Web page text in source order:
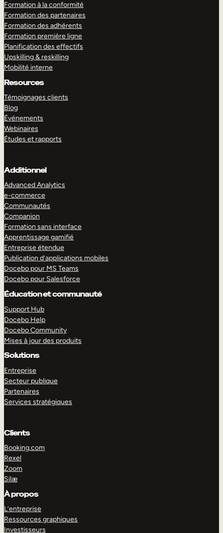
Formation à la conformité
Formation des partenaires
Formation des adhérents
Formation première ligne
Planification des effectifs
Upskilling & reskilling
Mobilité interne
Resources
Témoignages clients
Blog
Événements
Webinaires
Études et rapports
Additionnel
Advanced Analytics
e-commerce
Communautés
Companion
Formation sans interface
Apprentissage gamifié
Entreprise étendue
Publication d’applications mobiles
Docebo pour MS Teams
Docebo pour Salesforce
Éducation et communauté
Support Hub
Docebo Help
Docebo Community
Mises à jour des produits
Solutions
Entreprise
Secteur publique
Partenaires
Services stratégiques
Clients
Booking.com
Rexel
Zoom
Silæ
À propos
L’entreprise
Ressources graphiques
Investisseurs